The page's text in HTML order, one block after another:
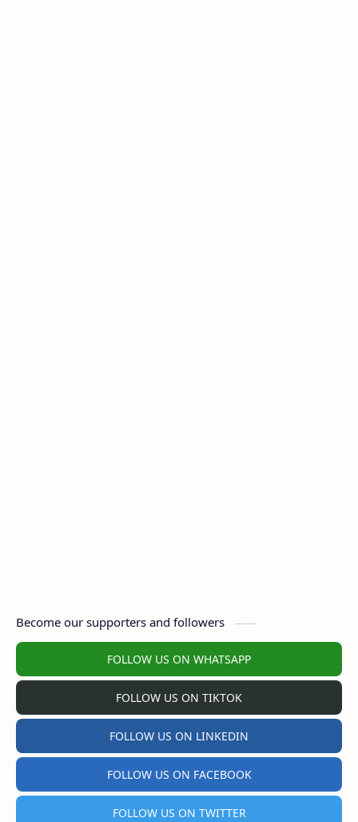
Become our supporters and followers
FOLLOW US ON WHATSAPP
FOLLOW US ON TIKTOK
FOLLOW US ON LINKEDIN
FOLLOW US ON FACEBOOK
FOLLOW US ON TWITTER